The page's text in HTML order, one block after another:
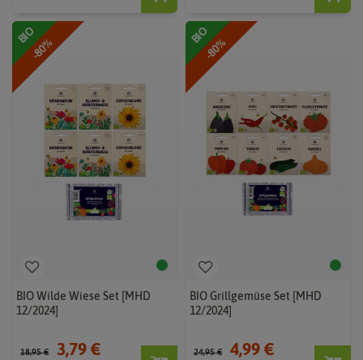
-80%
BIO
BIO Wilde Wiese Set [MHD
12/2024]
18,95 € 3,79 €
-80%
BIO
BIO Grillgemüse Set [MHD
12/2024]
24,95 € 4,99 €